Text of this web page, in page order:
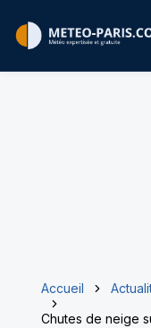
Accueil
Chutes de neige